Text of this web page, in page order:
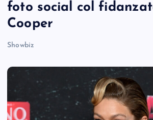
foto social col
Cooper
Showbiz